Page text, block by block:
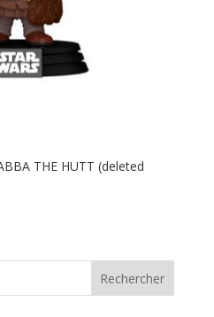
THE HUTT (deleted